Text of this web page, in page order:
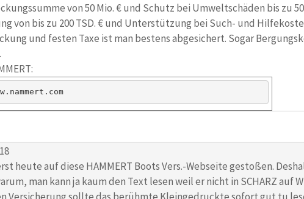
von 50 Mio. € und Schutz bei Umweltschäden bis zu
von bis zu 200 TSD. € und Unterstützung bei Such- und
und festen Taxe ist man bestens abgesichert. Sogar
heute auf diese HAMMERT Boots Vers.-Webseite gestoßen.
man kann ja kaum den Text lesen weil er nicht in SCHARZ auf